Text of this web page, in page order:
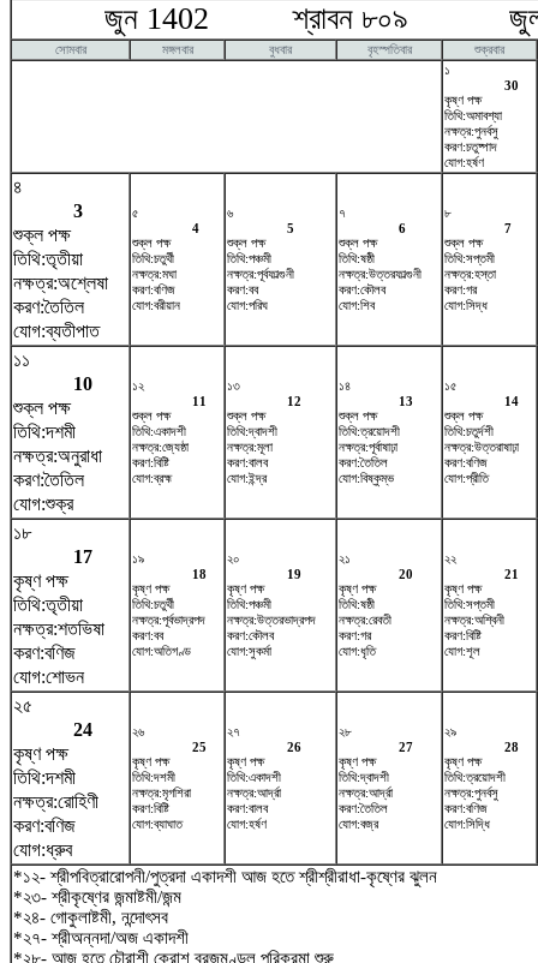
জুন 1402 শ্রাবন ৮০৯
সোমবার মঙ্গলবার বুধবার বৃহস্পতিবার
শুক্রবার
১
30
কৃষ্ণ পক্ষ
তিথি:অমাবশ্যা
নক্ষত্র:পুনর্বসু
করণ:চতুষ্পাদ
যোগ:হর্ষণ
৪
3
শুক্ল পক্ষ
তিথি:তৃতীয়া
নক্ষত্র:অশ্লেষা
করণ:তৈতিল
যোগ:ব্যতীপাত
৫
4
শুক্ল পক্ষ
তিথি:চতুর্থী
নক্ষত্র:মঘা
করণ:বণিজ
যোগ:বরীয়ান
৬
5
শুক্ল পক্ষ
তিথি:পঞ্চমী
নক্ষত্র:পূর্বফাল্গুনী
করণ:বব
যোগ:পরিঘ
৭
6
শুক্ল পক্ষ
তিথি:ষষ্ঠী
নক্ষত্র:উত্তরফাল্গুনী
করণ:কৌলব
যোগ:শিব
৮
7
শুক্ল পক্ষ
তিথি:সপ্তমী
নক্ষত্র:হস্তা
করণ:গর
যোগ:সিদ্ধ
১১
10
শুক্ল পক্ষ
তিথি:দশমী
নক্ষত্র:অনুরাধা
করণ:তৈতিল
যোগ:শুক্র
১২
11
শুক্ল পক্ষ
তিথি:একাদশী
নক্ষত্র:জ্যেষ্ঠা
করণ:বিষ্টি
যোগ:ব্রহ্ম
১৩
12
শুক্ল পক্ষ
তিথি:দ্বাদশী
নক্ষত্র:মূলা
করণ:বালব
যোগ:ইন্দ্র
১৪
13
শুক্ল পক্ষ
তিথি:ত্রয়োদশী
নক্ষত্র:পূর্বাষাঢ়া
করণ:তৈতিল
যোগ:বিষ্কুম্ভ
১৫
14
শুক্ল পক্ষ
তিথি:চতুর্দশী
নক্ষত্র:উত্তরাষাঢ়া
করণ:বণিজ
যোগ:প্রীতি
১৮
17
কৃষ্ণ পক্ষ
তিথি:তৃতীয়া
নক্ষত্র:শতভিষ‌া
করণ:বণিজ
যোগ:শোভন
১৯
18
কৃষ্ণ পক্ষ
তিথি:চতুর্থী
নক্ষত্র:পূর্বভাদ্রপদ
করণ:বব
যোগ:অতিগণ্ড
২০
19
কৃষ্ণ পক্ষ
তিথি:পঞ্চমী
নক্ষত্র:উত্তরভাদ্রপদ
করণ:কৌলব
যোগ:সুকর্মা
২১
20
কৃষ্ণ পক্ষ
তিথি:ষষ্ঠী
নক্ষত্র:রেবতী
করণ:গর
যোগ:ধৃতি
২২
21
কৃষ্ণ পক্ষ
তিথি:সপ্তমী
নক্ষত্র:অশ্বিনী
করণ:বিষ্টি
যোগ:শূল
২৫
24
কৃষ্ণ পক্ষ
তিথি:দশমী
নক্ষত্র:রোহিণী
করণ:বণিজ
যোগ:ধ্রুব
২৬
25
কৃষ্ণ পক্ষ
তিথি:দশমী
নক্ষত্র:মৃগশিরা
করণ:বিষ্টি
যোগ:ব্যাঘাত
২৭
26
কৃষ্ণ পক্ষ
তিথি:একাদশী
নক্ষত্র:আর্দ্রা
করণ:বালব
যোগ:হর্ষণ
২৮
27
কৃষ্ণ পক্ষ
তিথি:দ্বাদশী
নক্ষত্র:আর্দ্রা
করণ:তৈতিল
যোগ:বজ্র
২৯
28
কৃষ্ণ পক্ষ
তিথি:ত্রয়োদশী
নক্ষত্র:পুনর্বসু
করণ:বণিজ
যোগ:সিদ্ধি
*১২- শ্রীপবিত্রারোপনী/পুত্রদা একাদশী আজ হতে শ্রীশ্রীরাধা-কৃষ্ণের ঝুলন
*২৩- শ্রীকৃষ্ণের জন্মাষ্টমী/জন্ম
*২৪- গোকুলাষ্টমী, নন্দোৎসব
*২৭- শ্রীঅন্নদা/অজ একাদশী
*২৮- আজ হতে চৌরাশী ক্রোশ ব্রজমণ্ডল পরিক্রমা শুরু